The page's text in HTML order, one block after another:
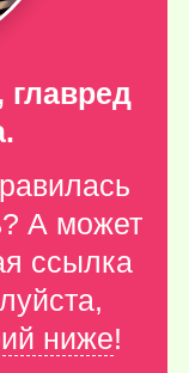
А может
ссылка
ниже!